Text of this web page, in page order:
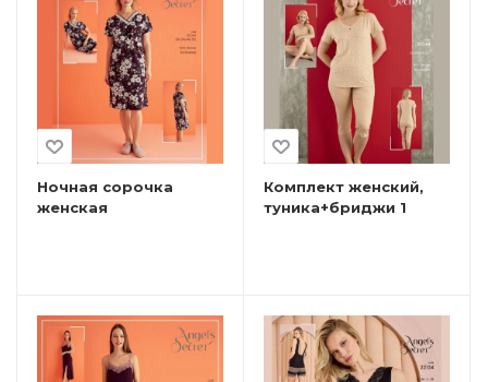
Ночная сорочка
женская
Комплект женский,
туника+бриджи 1